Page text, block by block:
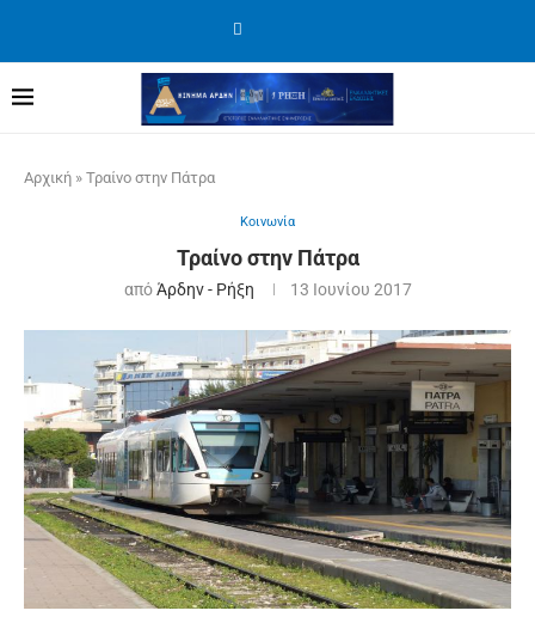
Αρχική » Τραίνο στην Πάτρα
Κοινωνία
Τραίνο στην Πάτρα
απόΆρδην - Ρήξη 13 Ιουνίου 2017